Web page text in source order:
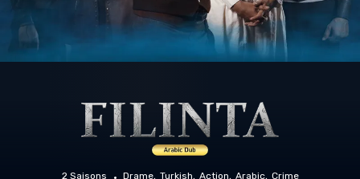
2 Saisons Drame Turkish Action Arabic Crime